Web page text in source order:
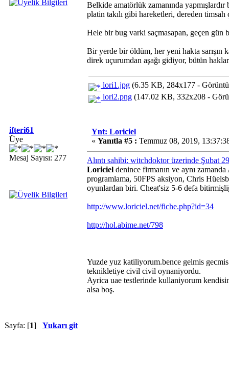
Belkide amatörlük zamanında
platin takılı gibi hareketleri, dereden timsah
Hele bir bug varki saçmasapan, geçen gün
Bir yerde bir öldüm, her yeni hakta sarışın
direk uçurumdan aşağı gidiyor, bütün
lori1.jpg (6.35 KB, 284x177 -
lori2.png (147.02 KB, 332x208 -
ifteri61
Üye
Mesaj Sayısı: 277
Ynt: Loriciel
« Yanıtla #5 : Temmuz 08, 2019,
Alıntı sahibi: witchdoktor üzerinde Şubat
Loriciel denince firmanın ve aynı
programlama, 50FPS aksiyon, Chris
oyunlardan biri. Cheat'siz 5-6 defa
http://www.loriciel.net/fiche.php?id=34
http://hol.abime.net/798
Yuzde yuz katiliyorum.bence gelmis
teknikletiye civil civil oynaniyordu.
Ayrica uae testlerinde kullaniyorum
alsa boş.
Sayfa: [1] Yukarı git